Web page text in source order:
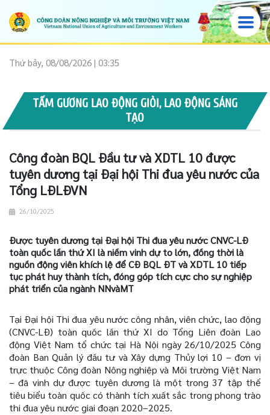
Thứ bảy, 08/08/2026 | 03:35
TẤM GƯƠNG LAO ĐỘNG GIỎI, LAO ĐỘNG SÁNG
TẠO
Công đoàn BQL Đầu tư và XDTL 10 được
tuyên dương tại Đại hội Thi đua yêu nước của
Tổng LĐLĐVN
26/10/2025
Được tuyên dương tại Đại hội Thi đua yêu nước CNVC-LĐ
toàn quốc lần thứ XI là niềm vinh dự to lớn, đồng thời là
nguồn động viên khích lệ để CĐ BQL ĐT và XDTL 10 tiếp
tục phát huy thành tích, đóng góp tích cực cho sự nghiệp
phát triển của ngành NNvàMT
Tại Đại hội Thi đua yêu nước công nhân, viên chức, lao động
(CNVC-LĐ) toàn quốc lần thứ XI do Tổng Liên đoàn Lao
động Việt Nam tổ chức tại Hà Nội ngày 26/10/2025 Công
đoàn Ban Quản lý đầu tư và Xây dựng Thủy lợi 10 – đơn vị
trực thuộc Công đoàn Nông nghiệp và Môi trường Việt Nam
– đã vinh dự được tuyên dương là một trong 37 tập thể
tiêu biểu toàn quốc có thành tích xuất sắc trong phong trào
thi đua yêu nước giai đoạn 2020–2025.